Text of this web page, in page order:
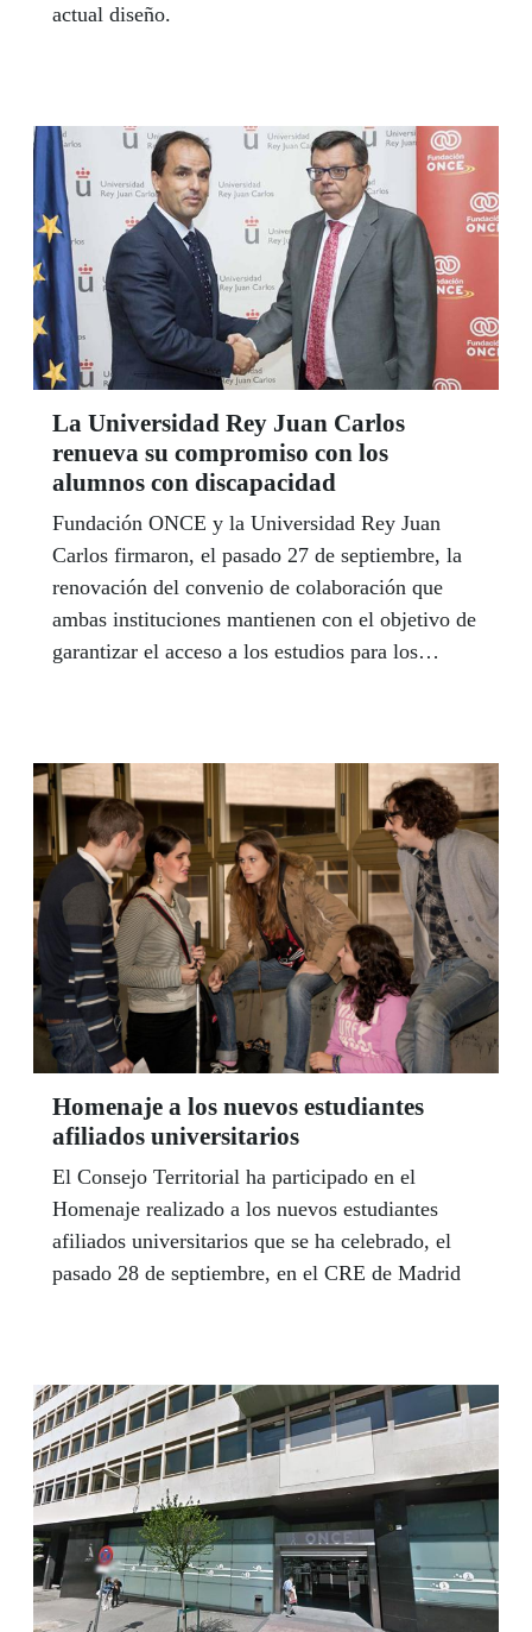
actual diseño.
La Universidad Rey Juan Carlos
renueva su compromiso con los
alumnos con discapacidad
Fundación ONCE y la Universidad Rey Juan
Carlos firmaron, el pasado 27 de septiembre, la
renovación del convenio de colaboración que
ambas instituciones mantienen con el objetivo de
garantizar el acceso a los estudios para los
Homenaje a los nuevos estudiantes
afiliados universitarios
El Consejo Territorial ha participado en el
Homenaje realizado a los nuevos estudiantes
afiliados universitarios que se ha celebrado, el
pasado 28 de septiembre, en el CRE de Madrid